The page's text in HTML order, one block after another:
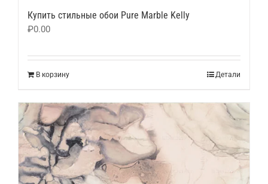
Купить стильные обои Pure Marble Kelly
₽0.00
В корзину Детали